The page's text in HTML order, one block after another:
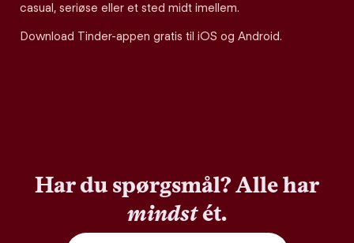
casual, seriøse eller et sted midt imellem.
Download Tinder-appen gratis til iOS og Android.
Har du spørgsmål? Alle har
mindstét.